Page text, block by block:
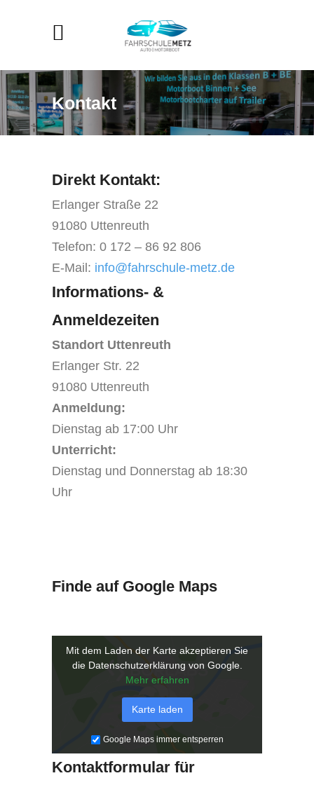
Kontakt
Direkt Kontakt:
Erlanger Straße 22
91080 Uttenreuth
Telefon: 0 172 – 86 92 806
E-Mail: info@fahrschule-metz.de
Informations- &
Anmeldezeiten
Standort Uttenreuth
Erlanger Str. 22
91080 Uttenreuth
Anmeldung:
Dienstag ab 17:00 Uhr
Unterricht:
Dienstag und Donnerstag ab 18:30
Uhr
Finde auf Google Maps
Mit dem Laden der Karte akzeptieren Sie
die Datenschutzerklärung von Google.
Mehr erfahren
Karte laden
Google Maps immer entsperren
Kontaktformular für